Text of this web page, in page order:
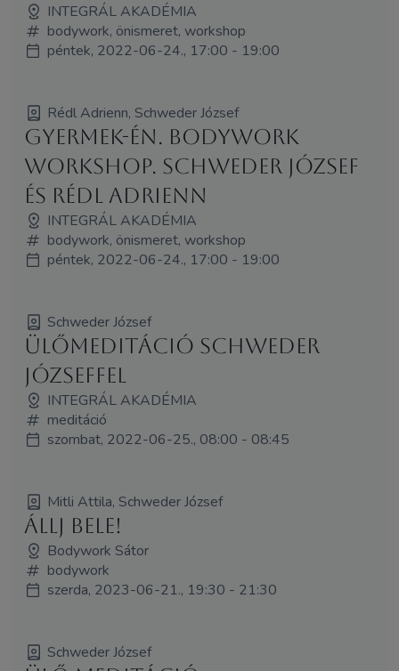
INTEGRÁL AKADÉMIA
bodywork, önismeret, workshop
péntek, 2022-06-24., 17:00 - 19:00
Rédl Adrienn, Schweder József
Gyermek-én. Bodywork
workshop. Schweder József
és Rédl Adrienn
INTEGRÁL AKADÉMIA
bodywork, önismeret, workshop
péntek, 2022-06-24., 17:00 - 19:00
Schweder József
Ülőmeditáció Schweder
Józseffel
INTEGRÁL AKADÉMIA
meditáció
szombat, 2022-06-25., 08:00 - 08:45
Mitli Attila, Schweder József
Állj bele!
Bodywork Sátor
bodywork
szerda, 2023-06-21., 19:30 - 21:30
Schweder József